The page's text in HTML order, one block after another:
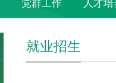
党群工作 人才培
就业招生